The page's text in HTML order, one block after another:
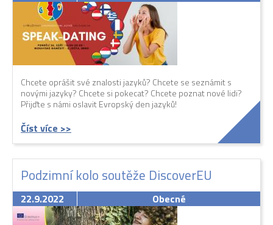
Chcete oprášit své znalosti jazyků? Chcete se seznámit s
novými jazyky? Chcete si pokecat? Chcete poznat nové lidi?
Přijďte s námi oslavit Evropský den jazyků!
Číst více >>
Podzimní kolo soutěže DiscoverEU
22.9.2022 Obecné